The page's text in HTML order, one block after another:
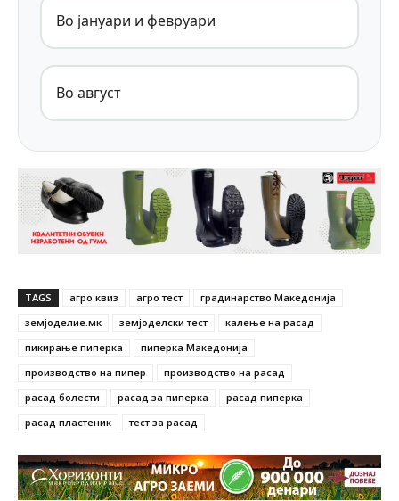
Во јануари и февруари
Во август
TAGS агро квиз агро тест
градинарство Македонија
земјоделие.мк
земјоделски тест
калење на расад
пикирање пиперка
пиперка Македонија
производство на пипер
производство на расад
расад болести
расад за пиперка
расад пиперка
расад пластеник
тест за расад